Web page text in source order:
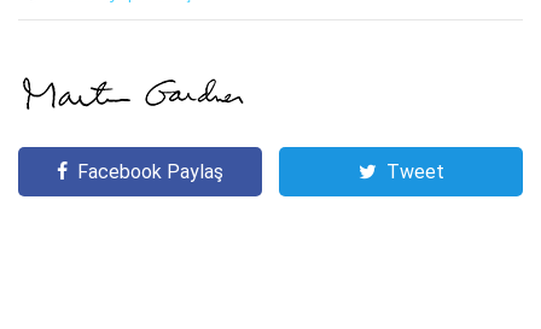
Facebook Paylaş Tweet